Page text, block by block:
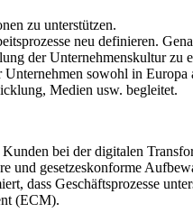
zu unterstützen.
neu definieren.
der Unternehmenskultur zu
sowohl in Europa
Medien usw. begleitet.
bei der digitalen
und gesetzeskonforme
dass Geschäftsprozesse
(ECM).